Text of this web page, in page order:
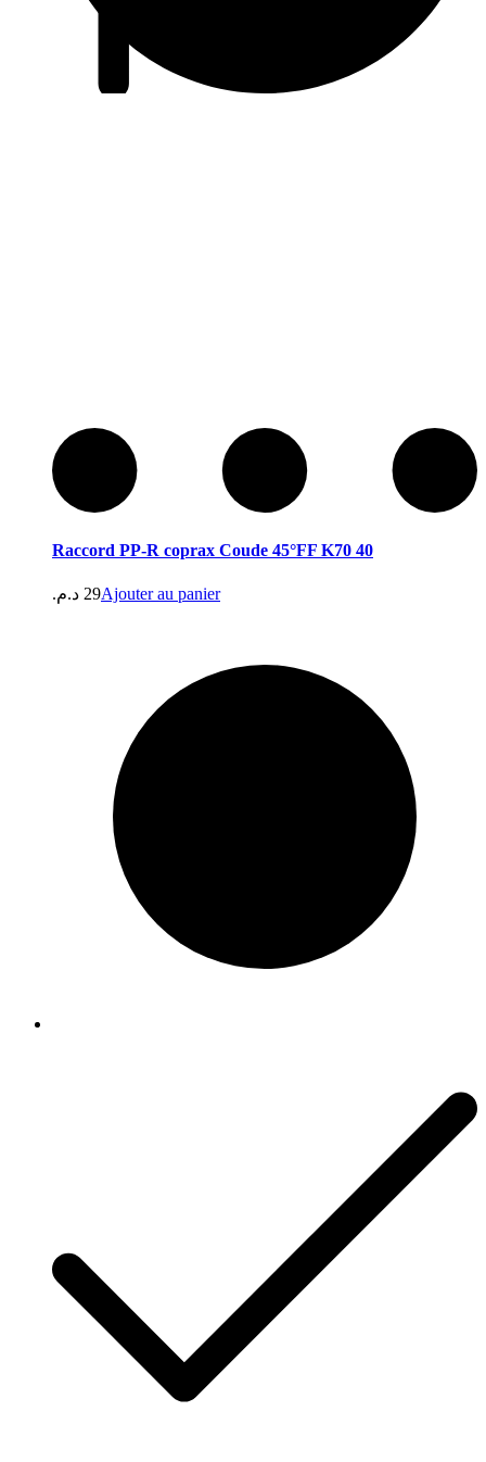
Raccord PP-R coprax Coude 45°FF K70 40
29 د.م. Ajouter au panier